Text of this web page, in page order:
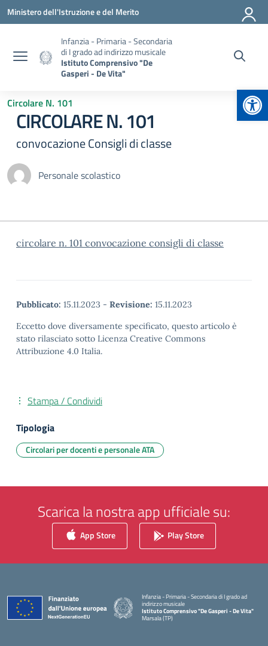
Vai ai contenuti
Vai al menu di navigazione
Vai al footer
Ministero dell'Istruzione e del Merito
Infanzia - Primaria - Secondaria
di I grado ad indirizzo musicale
Istituto Comprensivo "De
Gasperi - De Vita"
Circolare N. 101
CIRCOLARE N. 101
convocazione Consigli di classe
Personale scolastico
circolare n. 101 convocazione consigli di classe
Pubblicato: 15.11.2023 - Revisione: 15.11.2023
Eccetto dove diversamente specificato, questo articolo è
stato rilasciato sotto Licenza Creative Commons
Attribuzione 4.0 Italia.
Stampa / Condividi
Tipologia
Circolari per docenti e personale ATA
Scarica la nostra app ufficiale su:
App Store Play Store
Infanzia - Primaria - Secondaria di I grado ad
indirizzo musicale
Istituto Comprensivo "De Gasperi - De Vita"
Marsala (TP)